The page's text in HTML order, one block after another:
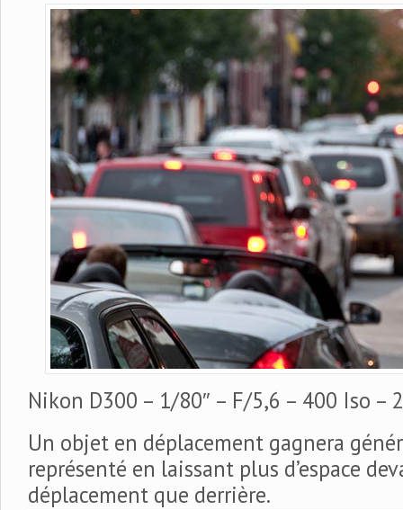
Nikon D300 – 1/80″ – F/5,6 – 400 Iso –
Un objet en déplacement gagnera
représenté en laissant plus d’espace
déplacement que derrière.